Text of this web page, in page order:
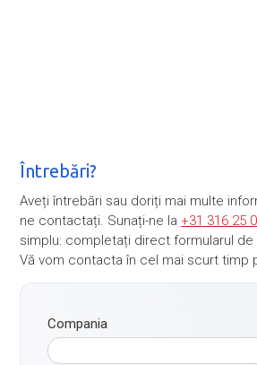
Întrebări?
Aveți întrebări sau doriți mai multe
ne contactați. Sunați-ne la +31 316 25
simplu: completați direct formularul
Vă vom contacta în cel mai scurt timp
Compania